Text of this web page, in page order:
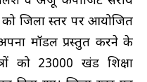
जिला स्तर पर आयोजित
अपना मॉडल प्रस्तुत करने के
को 23000 खंड शिक्षा